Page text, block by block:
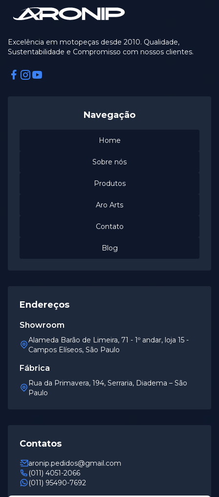
Excelência em motopeças desde 2010. Qualidade,
Sustentabilidade e Compromisso com nossos clientes.
Facebook
Instagram
Navegação
Home
Sobre nós
Produtos
Aro Arts
Contato
Blog
Endereços
Showroom
Alameda Barão de Limeira, 71 - 1º andar, loja 15 -
Campos Elíseos, São Paulo
Fábrica
Rua da Primavera, 194, Serraria, Diadema – São
Paulo
Contatos
aronip.pedidos@gmail.com
(011) 4051-2066
(011) 95490-7692